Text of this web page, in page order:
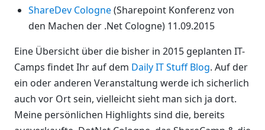
ShareDev Cologne(Sharepoint Konferenz von
den Machen der .Net Cologne) 11.09.2015
Eine Übersicht über die bisher in 2015 geplanten IT-
Camps findet Ihr auf dem Daily IT Stuff Blog. Auf der
ein oder anderen Veranstaltung werde ich sicherlich
auch vor Ort sein, vielleicht sieht man sich ja dort.
Meine persönlichen Highlights sind die, bereits